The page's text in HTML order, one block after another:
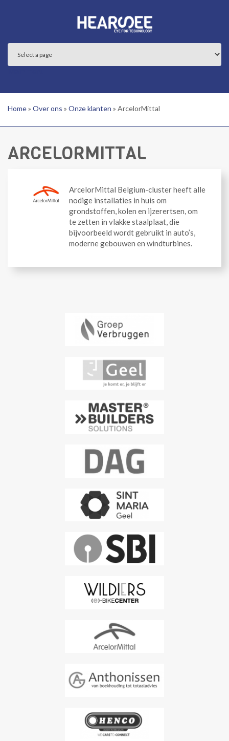
Home» Over ons » Onze klanten » ArcelorMittal
ARCELORMITTAL
ArcelorMittal Belgium-cluster heeft alle
nodige installaties in huis om
grondstoffen, kolen en ijzerertsen, om
te zetten in vlakke staalplaat, die
bijvoorbeeld wordt gebruikt in auto’s,
moderne gebouwen en windturbines.